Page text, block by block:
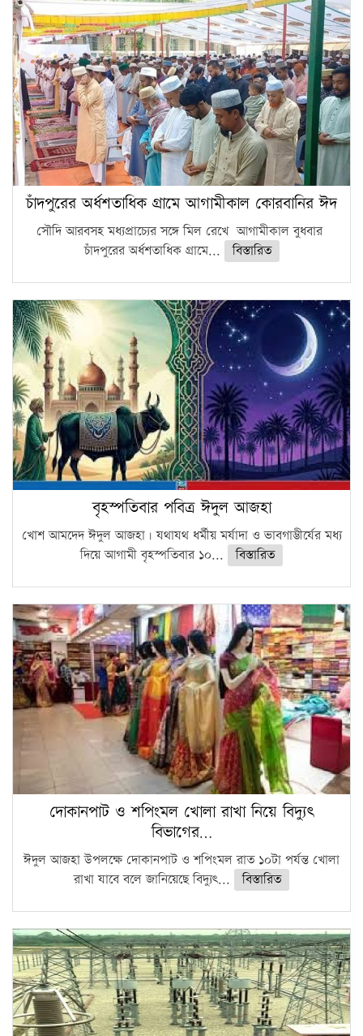
চাঁদপুরের অর্ধশতাধিক গ্রামে আগামীকাল কোরবানির ঈদ
সৌদি আরবসহ মধ্যপ্রাচ্যের সঙ্গে মিল রেখে আগামীকাল বুধবার
চাঁদপুরের অর্ধশতাধিক গ্রামে...
বিস্তারিত
বৃহস্পতিবার পবিত্র ঈদুল আজহা
খোশ আমদেদ ঈদুল আজহা। যথাযথ ধর্মীয় মর্যাদা ও ভাবগাম্ভীর্যের মধ্য
দিয়ে আগামী বৃহস্পতিবার ১০...
বিস্তারিত
দোকানপাট ও শপিংমল খোলা রাখা নিয়ে বিদ্যুৎ
বিভাগের…
ঈদুল আজহা উপলক্ষে দোকানপাট ও শপিংমল রাত ১০টা পর্যন্ত খোলা
রাখা যাবে বলে জানিয়েছে বিদ্যুৎ...
বিস্তারিত